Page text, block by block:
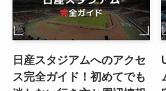
日産スタジアムへのアクセ
ス完全ガイド！初めてでも